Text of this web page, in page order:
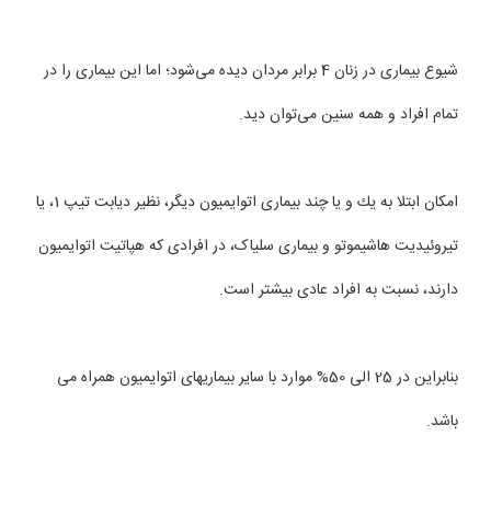
شیوع بیماری در زنان 4 برابر مردان دیده می‌شود؛ اما این بیماری را در
تمام افراد و همه سنین می‌توان دید.
امكان ابتلا به یك و یا چند بیماری اتوایمیون دیگر، نظیر دیابت تیپ 1، یا
تیروئیدیت هاشیموتو و بیماری سلیاک، در افرادی كه هپاتیت اتوایمیون
دارند، نسبت به افراد عادی بیشتر است.
بنابراین در 25 الی 50% موارد با سایر بیماریهای اتوایمیون همراه می
باشد.